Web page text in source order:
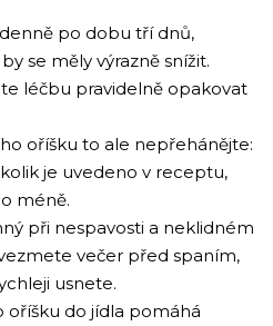
po dobu tří dnů,
se měly výrazně snížit.
léčbu pravidelně opakovat
oříšku to ale nepřehánějte:
je uvedeno v receptu,
méně.
při nespavosti a neklidném
večer před spaním,
usnete.
oříšku do jídla pomáhá